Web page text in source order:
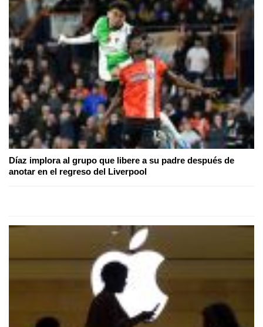
Díaz implora al grupo que libere a su padre después de
anotar en el regreso del Liverpool